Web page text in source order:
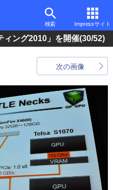
検索 Impressサイト
ィング2010」を開催(30/52)
次の画像